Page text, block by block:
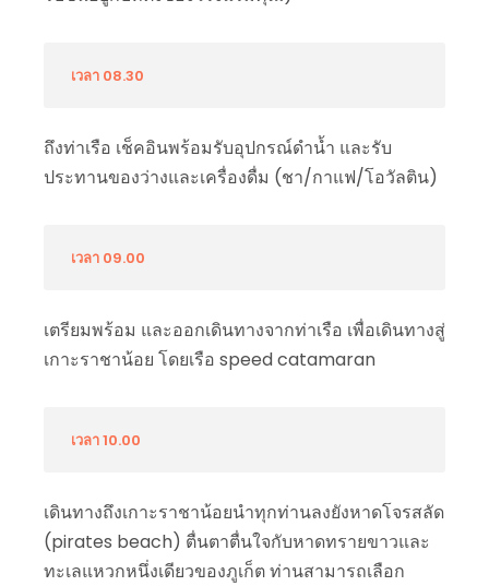
เวลา 08.30
ถึงท่าเรือ เช็คอินพร้อมรับอุปกรณ์ดำน้ำ และรับ
ประทานของว่างและเครื่องดื่ม (ชา/กาแฟ/โอวัลติน)
เวลา 09.00
เตรียมพร้อม และออกเดินทางจากท่าเรือ เพื่อเดินทางสู่
เกาะราชาน้อย โดยเรือ speed catamaran
เวลา 10.00
เดินทางถึงเกาะราชาน้อยนำทุกท่านลงยังหาดโจรสลัด
(pirates beach) ตื่นตาตื่นใจกับหาดทรายขาวและ
ทะเลแหวกหนึ่งเดียวของภูเก็ต ท่านสามารถเลือก